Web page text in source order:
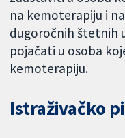
na kemoterapiju i
dugoročnih štetnih
pojačati u osoba
kemoterapiju.
Istraživačko